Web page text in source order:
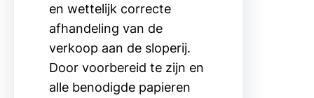
en wettelijk correcte
afhandeling van de
verkoop aan de sloperij.
Door voorbereid te zijn en
alle benodigde papieren